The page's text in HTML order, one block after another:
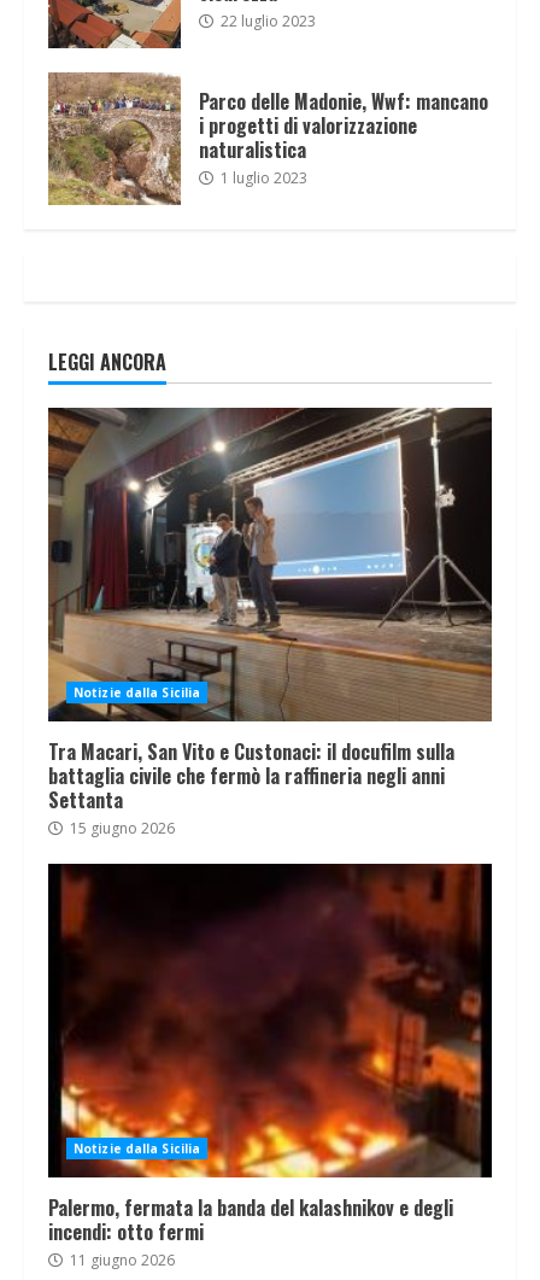
22 luglio 2023
Parco delle Madonie, Wwf: mancano
i progetti di valorizzazione
naturalistica
1 luglio 2023
LEGGI ANCORA
Notizie dalla Sicilia
Tra Macari, San Vito e Custonaci: il docufilm sulla
battaglia civile che fermò la raffineria negli anni
Settanta
15 giugno 2026
Notizie dalla Sicilia
Palermo, fermata la banda del kalashnikov e degli
incendi: otto fermi
11 giugno 2026